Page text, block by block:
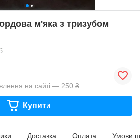
м'яка з тризубом
на сайті — 250 ₴
Купити
Доставка Оплата Умови